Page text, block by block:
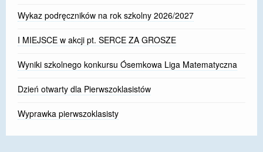
Wykaz podręczników na rok szkolny 2026/2027
I MIEJSCE w akcji pt. SERCE ZA GROSZE
Wyniki szkolnego konkursu Ósemkowa Liga Matematyczna
Dzień otwarty dla Pierwszoklasistów
Wyprawka pierwszoklasisty